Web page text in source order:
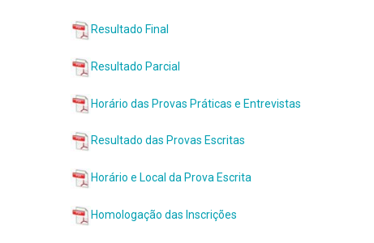
Resultado Final
Resultado Parcial
Horário das Provas Práticas e Entrevistas
Resultado das Provas Escritas
Horário e Local da Prova Escrita
Homologação das Inscrições